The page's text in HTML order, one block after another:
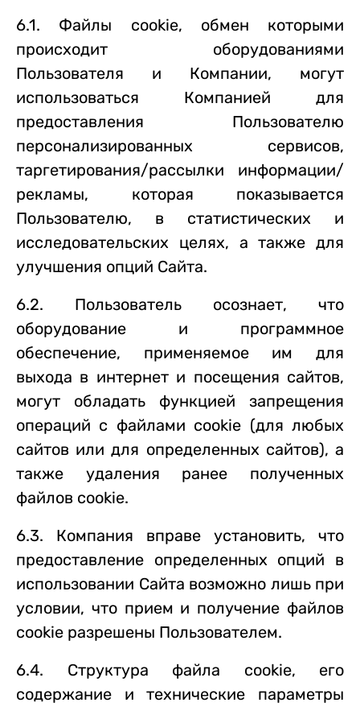
6.1. Файлы cookie, обмен которыми
происходит оборудованиями
Пользователя и Компании, могут
использоваться Компанией для
предоставления Пользователю
персонализированных сервисов,
таргетирования/рассылки информации/
рекламы, которая показывается
Пользователю, в статистических и
исследовательских целях, а также для
улучшения опций Сайта.
6.2. Пользователь осознает, что
оборудование и программное
обеспечение, применяемое им для
выхода в интернет и посещения сайтов,
могут обладать функцией запрещения
операций с файлами cookie (для любых
сайтов или для определенных сайтов), а
также удаления ранее полученных
файлов cookie.
6.3. Компания вправе установить, что
предоставление определенных опций в
использовании Сайта возможно лишь при
условии, что прием и получение файлов
cookie разрешены Пользователем.
6.4. Структура файла cookie, его
содержание и технические параметры